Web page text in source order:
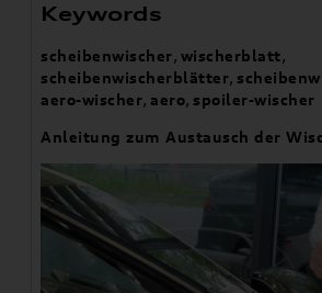
Keywords
scheibenwischer, wischerblatt,
scheibenwischerblätter,
aero-wischer, aero, spoiler-wischer
Anleitung zum Austausch der